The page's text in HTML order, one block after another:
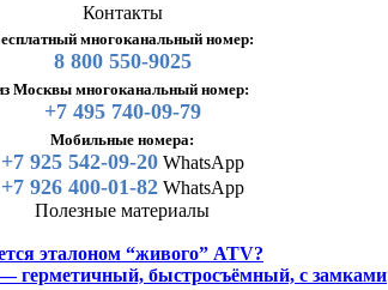
Контакты
многоканальный номер:
8 800 550-9025
Москвы многоканальный номер:
+7 495 740-09-79
Мобильные номера:
+7 925 542-09-20WhatsApp
+7 926 400-01-82WhatsApp
Полезные материалы
эталоном “живого” ATV?
— герметичный, быстросъёмный, с замками